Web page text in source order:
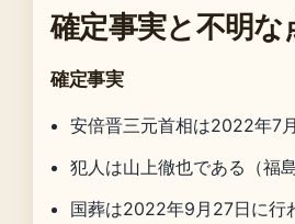
確定事実と不明な
確定事実
安倍晋三元首相は2022年7
犯人は山上徹也である（福
国葬は2022年9月27日に行